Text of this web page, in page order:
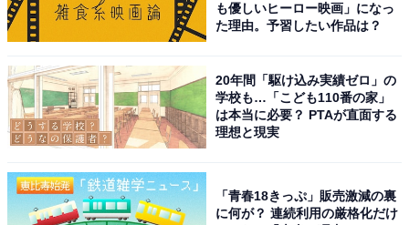
も優しいヒーロー映画」になっ
た理由。予習したい作品は？
20年間「駆け込み実績ゼロ」の
学校も…「こども110番の家」
は本当に必要？ PTAが直面する
理想と現実
「青春18きっぷ」販売激減の裏
に何が？ 連続利用の厳格化だけ